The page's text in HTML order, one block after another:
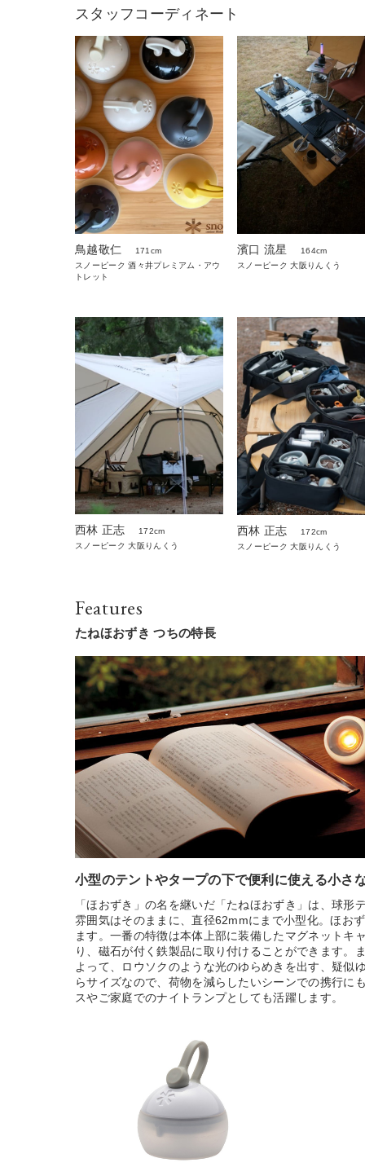
スタッフコーディネート
鳥越敬仁
171cm
スノーピーク 酒々井プレミアム・アウ
トレット
濱口 流星
164cm
スノーピーク 大阪りんくう
西林 正志
172cm
スノーピーク 大阪りんくう
西林 正志
172cm
スノーピーク 大阪りんくう
Features
たねほおずき つちの特長
小型のテントやタープの下で便利に使える小さ
「ほおずき」の名を継いだ「たねほおずき」は、球形
雰囲気はそのままに、直径62mmにまで小型化。ほお
ます。一番の特徴は本体上部に装備したマグネットキ
り、磁石が付く鉄製品に取り付けることができます。
よって、ロウソクのような光のゆらめきを出す、疑似
らサイズなので、荷物を減らしたいシーンでの携行に
スやご家庭でのナイトランプとしても活躍します。